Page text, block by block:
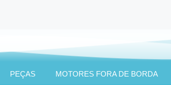
PEÇAS MOTORES FORA DE BORDA